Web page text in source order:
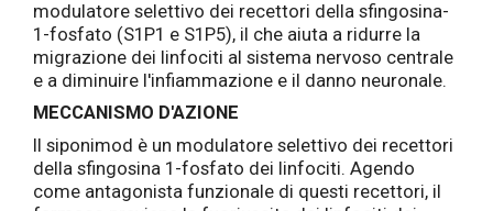
modulatore selettivo dei recettori della sfingosina-
1-fosfato (S1P1 e S1P5), il che aiuta a ridurre la
migrazione dei linfociti al sistema nervoso centrale
e a diminuire l'infiammazione e il danno neuronale.
MECCANISMO D'AZIONE
Il siponimod è un modulatore selettivo dei recettori
della sfingosina 1-fosfato dei linfociti. Agendo
come antagonista funzionale di questi recettori, il